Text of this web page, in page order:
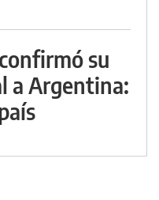
su
a Argentina: